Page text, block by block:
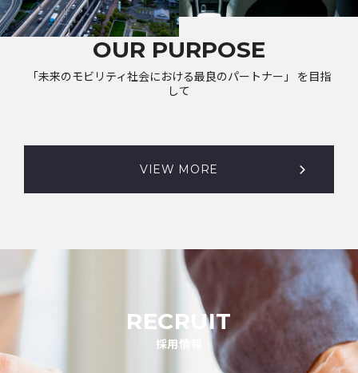
OUR PURPOSE
「未来のモビリティ社会における最良のパートナー」 を目指
して
VIEW MORE
RECRUIT
採用情報